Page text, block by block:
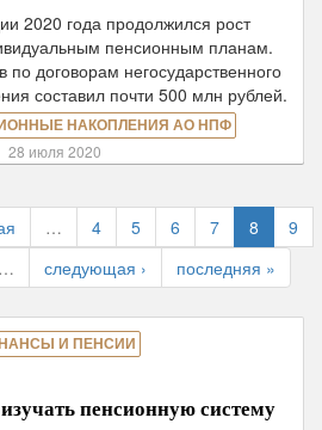
2020 года продолжился рост
пенсионным планам.
договорам негосударственного
составил почти 500 млн рублей.
НАКОПЛЕНИЯ АО НПФ
28 июля 2020
… 4 5 6 7 8
9
… следующая › последняя »
И ПЕНСИИ
пенсионную систему